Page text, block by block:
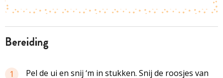
bereiding
1 Pel de ui en snij ‘m in stukken. Snij de roosjes van